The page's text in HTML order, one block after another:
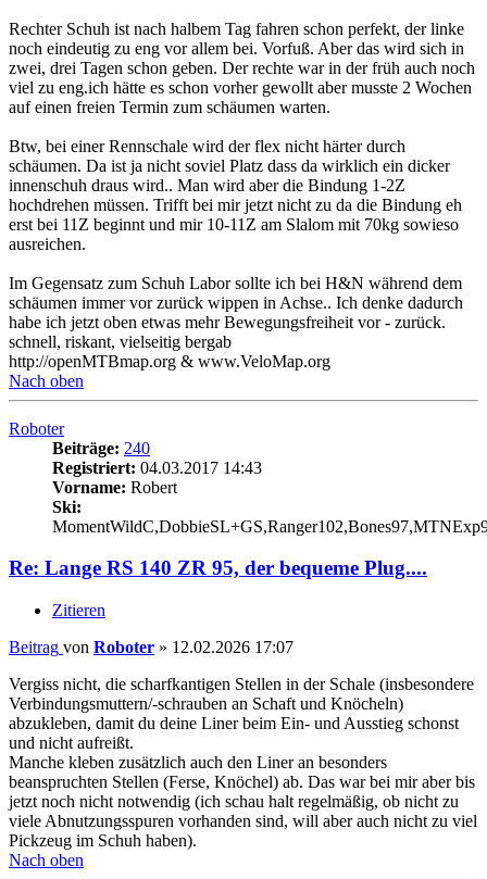
Rechter Schuh ist nach halbem Tag fahren schon perfekt, der linke
noch eindeutig zu eng vor allem bei. Vorfuß. Aber das wird sich in
zwei, drei Tagen schon geben. Der rechte war in der früh auch noch
viel zu eng.ich hätte es schon vorher gewollt aber musste 2 Wochen
auf einen freien Termin zum schäumen warten.
Btw, bei einer Rennschale wird der flex nicht härter durch
schäumen. Da ist ja nicht soviel Platz dass da wirklich ein dicker
innenschuh draus wird.. Man wird aber die Bindung 1-2Z
hochdrehen müssen. Trifft bei mir jetzt nicht zu da die Bindung eh
erst bei 11Z beginnt und mir 10-11Z am Slalom mit 70kg sowieso
ausreichen.
Im Gegensatz zum Schuh Labor sollte ich bei H&N während dem
schäumen immer vor zurück wippen in Achse.. Ich denke dadurch
habe ich jetzt oben etwas mehr Bewegungsfreiheit vor - zurück.
schnell, riskant, vielseitig bergab
http://openMTBmap.org & www.VeloMap.org
Nach oben
Roboter
Beiträge: 240
Registriert: 04.03.2017 14:43
Vorname: Robert
Ski:
Re: Lange RS 140 ZR 95, der bequeme Plug....
Zitieren
Beitrag von Roboter » 12.02.2026 17:07
Vergiss nicht, die scharfkantigen Stellen in der Schale (insbesondere
Verbindungsmuttern/-schrauben an Schaft und Knöcheln)
abzukleben, damit du deine Liner beim Ein- und Ausstieg schonst
und nicht aufreißt.
Manche kleben zusätzlich auch den Liner an besonders
beanspruchten Stellen (Ferse, Knöchel) ab. Das war bei mir aber bis
jetzt noch nicht notwendig (ich schau halt regelmäßig, ob nicht zu
viele Abnutzungsspuren vorhanden sind, will aber auch nicht zu viel
Pickzeug im Schuh haben).
Nach oben